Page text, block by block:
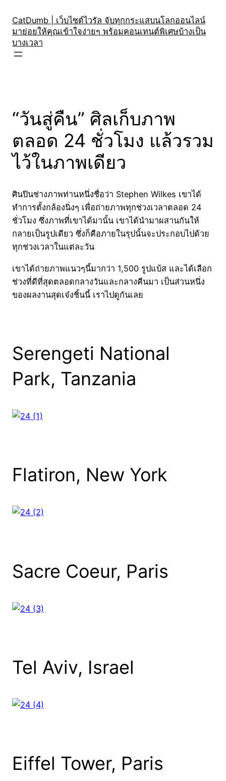
content
CatDumb | เว็บไซต์ไวรัล จับทุกกระแสบนโลกออนไลน์
มาย่อยให้คุณเข้าใจง่ายๆ พร้อมคอนเทนต์พิเศษบ้างเป็น
บางเวลา
“วันสู่คืน” ศิลเก็บภาพ
ตลอด 24 ชั่วโมง แล้วรวม
ไว้ในภาพเดียว
ศินปินช่างภาพท่านหนึ่งชื่อว่า Stephen Wilkes เขาได้
ทำการตั้งกล้องนิ่งๆ เพื่อถ่ายภาพทุกช่วงเวลาตลอด 24
ชั่วโมง ซึ่งภาพที่เขาได้มานั้น เขาได้นำมาผสานกันให้
กลายเป็นรูปเดียว ซึ่งก็คือภายในรุปนั้นจะประกอบไปด้วย
ทุกช่วงเวลาในแต่ละวัน
เขาได้ถ่ายภาพแนวๆนี้มากว่า 1,500 รูปแบ้ส และได้เลือก
ช่วงที่ดีที่สุดตลอดกลางวันและกลางคืนมา เป็นส่วนหนึ่ง
ของผลงานสุดเจ๋งชิ้นนี้ เราไปดูกันเลย
Serengeti National
Park, Tanzania
Flatiron, New York
Sacre Coeur, Paris
Tel Aviv, Israel
Eiffel Tower, Paris